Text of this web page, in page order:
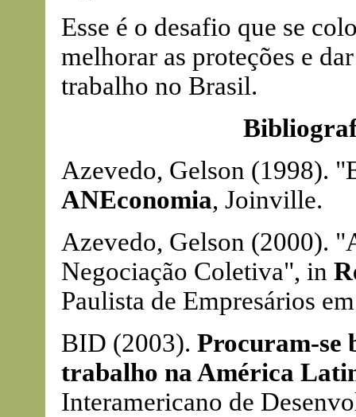
Esse é o desafio que se
melhorar as proteções e
trabalho no Brasil.
Azevedo, Gelson (1998).
ANEconomia, Joinville.
Azevedo, Gelson (2000).
Negociação Coletiva", in
Paulista de Empresários
BID (2003). Procuram-se
trabalho na América
Interamericano de